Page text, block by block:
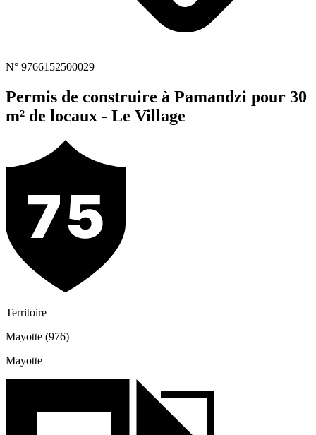
N° 9766152500029
Permis de construire à Pamandzi pour 30
m² de locaux - Le Village
Territoire
Mayotte (976)
Mayotte